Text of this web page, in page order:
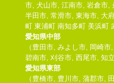
市, 犬山市, 江南市, 岩倉市,
半田市, 常滑市, 東海市, 大
町 東浦町 南知多町 美浜町
愛知県中部
（豊田市, みよし市, 岡崎
碧南市, 刈谷市, 西尾市, 知
愛知県東部
（豊橋市, 豊川市, 蒲郡市,